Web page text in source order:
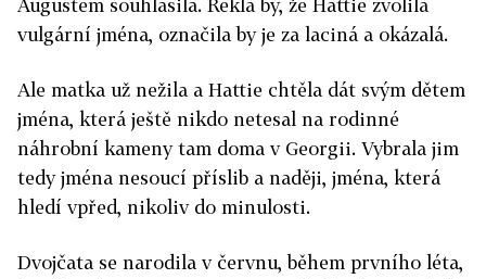
Augustem souhlasila. Řekla by, že Hattie zvolila
vulgární jména, označila by je za laciná a okázalá.
Ale matka už nežila a Hattie chtěla dát svým dětem
jména, která ještě nikdo netesal na rodinné
náhrobní kameny tam doma v Georgii. Vybrala jim
tedy jména nesoucí příslib a naději, jména, která
hledí vpřed, nikoliv do minulosti.
Dvojčata se narodila v červnu, během prvního léta,